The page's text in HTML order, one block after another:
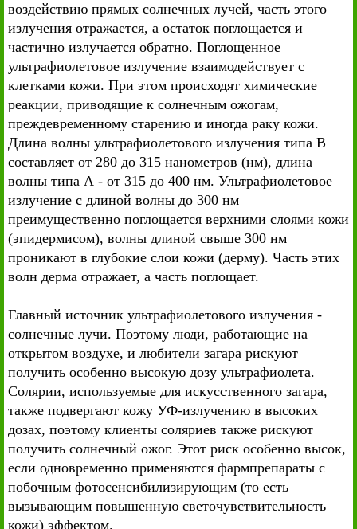
воздействию прямых солнечных лучей, часть этого
излучения отражается, а остаток поглощается и
частично излучается обратно. Поглощенное
ультрафиолетовое излучение взаимодействует с
клетками кожи. При этом происходят химические
реакции, приводящие к солнечным ожогам,
преждевременному старению и иногда раку кожи.
Длина волны ультрафиолетового излучения типа В
составляет от 280 до 315 нанометров (нм), длина
волны типа А - от 315 до 400 нм. Ультрафиолетовое
излучение с длиной волны до 300 нм
преимущественно поглощается верхними слоями кожи
(эпидермисом), волны длиной свыше 300 нм
проникают в глубокие слои кожи (дерму). Часть этих
волн дерма отражает, а часть поглощает.
Главный источник ультрафиолетового излучения -
солнечные лучи. Поэтому люди, работающие на
открытом воздухе, и любители загара рискуют
получить особенно высокую дозу ультрафиолета.
Солярии, используемые для искусственного загара,
также подвергают кожу УФ-излучению в высоких
дозах, поэтому клиенты соляриев также рискуют
получить солнечный ожог. Этот риск особенно высок,
если одновременно применяются фармпрепараты с
побочным фотосенсибилизирующим (то есть
вызывающим повышенную светочувствительность
кожи) эффектом.